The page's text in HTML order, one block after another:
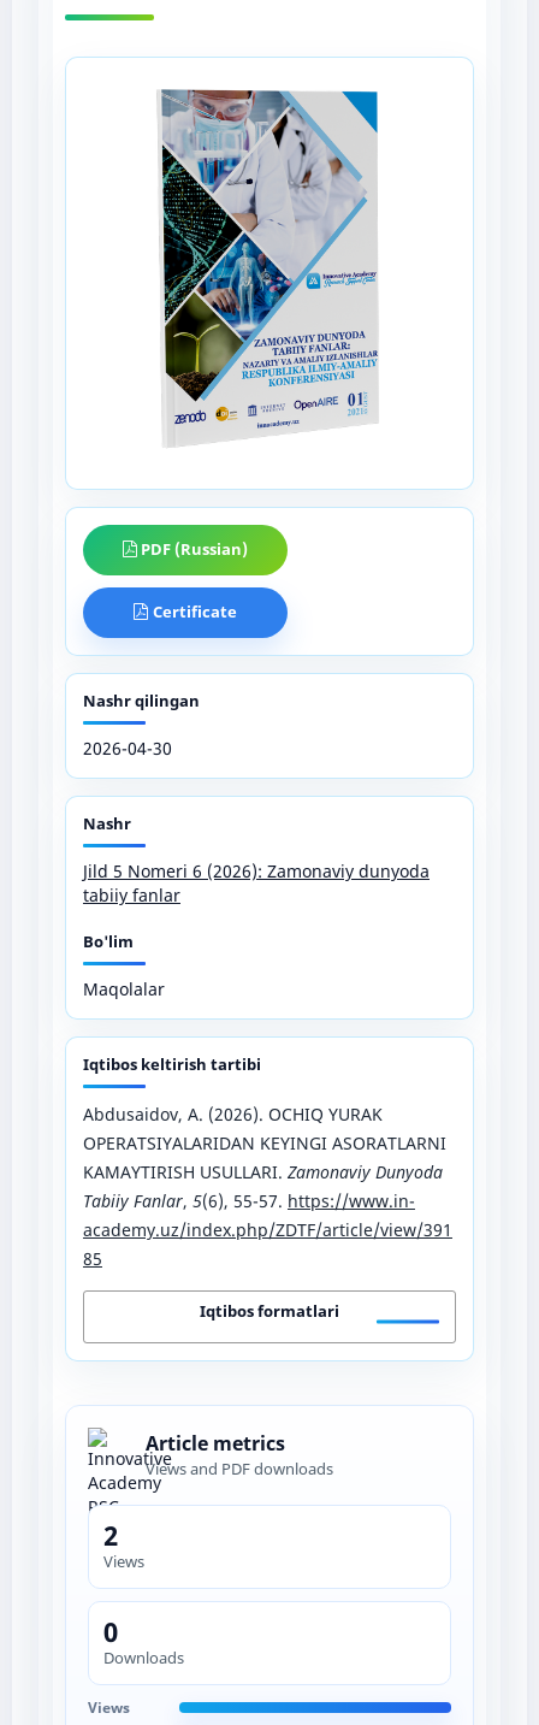
PDF (Russian)
Certificate
Nashr qilingan
2026-04-30
Nashr
Jild 5 Nomeri 6 (2026): Zamonaviy dunyoda
tabiiy fanlar
Bo'lim
Maqolalar
Iqtibos keltirish tartibi
Abdusaidov, A. (2026). OCHIQ YURAK
OPERATSIYALARIDAN KEYINGI ASORATLARNI
KAMAYTIRISH USULLARI. Zamonaviy Dunyoda
Tabiiy Fanlar, 5(6), 55-57. https://www.in-
academy.uz/index.php/ZDTF/article/view/391
85
Iqtibos formatlari
Article metrics
Views and PDF downloads
2
Views
0
Downloads
Views